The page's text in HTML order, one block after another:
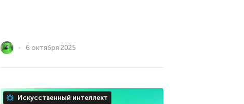
6 октября 2025
Искусственный интеллект